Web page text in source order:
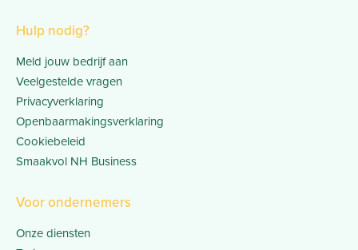
Hulp nodig?
Meld jouw bedrijf aan
Veelgestelde vragen
Privacyverklaring
Openbaarmakingsverklaring
Cookiebeleid
Smaakvol NH Business
Voor ondernemers
Onze diensten